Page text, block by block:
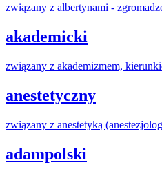
związany z albertynami -
akademicki
związany z akademizmem,
anestetyczny
związany z anestetyką
adampolski